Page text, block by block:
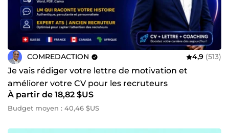
COMREDACTION 4,9 (513)
Je vais rédiger votre lettre de motivation et
améliorer votre CV pour les recruteurs
À partir de 18,82 $US
Budget moyen : 40,46 $US